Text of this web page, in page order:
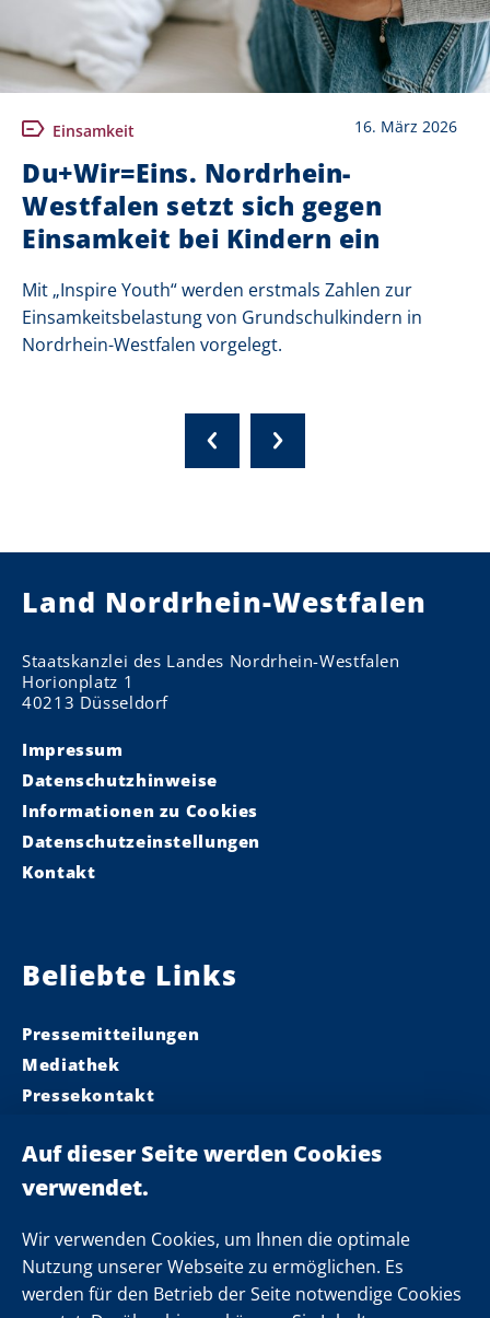
Wir verwenden Cookies, um Ihnen die optimale
Nutzung unserer Webseite zu ermöglichen. Es
werden für den Betrieb der Seite notwendige Cookies
Einsamkeit 16. März 2026
Du+Wir=Eins. Nordrhein-
Westfalen setzt sich gegen
Einsamkeit bei Kindern ein
Mit „Inspire Youth“ werden erstmals Zahlen zur
Einsamkeitsbelastung von Grundschulkindern in
Nordrhein-Westfalen vorgelegt.
Land Nordrhein-Westfalen
Staatskanzlei des Landes Nordrhein-Westfalen
Horionplatz 1
40213 Düsseldorf
Impressum
Datenschutzhinweise
Informationen zu Cookies
Datenschutzeinstellungen
Kontakt
Beliebte Links
Pressemitteilungen
Mediathek
Pressekontakt
Landeskabinett
Einsamkeit